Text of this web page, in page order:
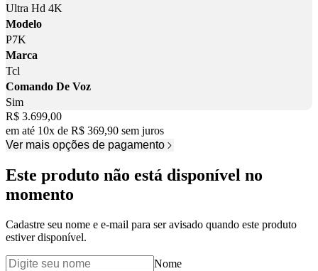
Ultra Hd 4K
Modelo
P7K
Marca
Tcl
Comando De Voz
Sim
Price:
R$ 3.699,00
em até 10x de R$ 369,90 sem juros
Ver mais opções de pagamento
Este produto não está disponível no
momento
Cadastre seu nome e e-mail para ser avisado quando este produto
estiver disponível.
Nome